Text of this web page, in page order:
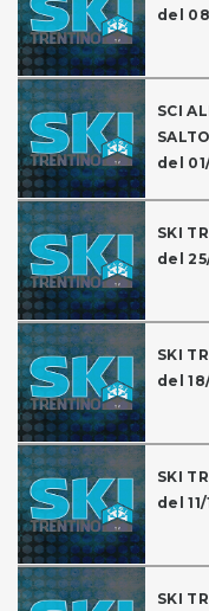
del
SCI
del
SKI
del
SKI
del
SKI
del
SKI